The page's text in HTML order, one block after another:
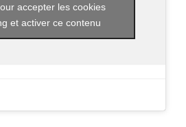
accepter les cookies
et activer ce contenu